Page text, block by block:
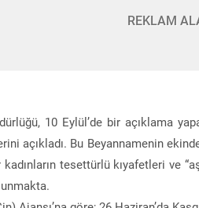
REKLAM
10 Eylül’de bir açıklama
açıkladı. Bu Beyannamenin
tesettürlü kıyafetleri ve